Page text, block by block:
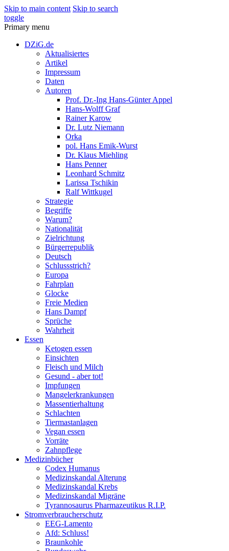
Skip to main content Skip to search
toggle
Primary menu
DZiG.de
Aktualisiertes
Artikel
Impressum
Daten
Autoren
Prof. Dr.-Ing Hans-Günter Appel
Hans-Wolff Graf
Rainer Karow
Dr. Lutz Niemann
Orka
pol. Hans Emik-Wurst
Dr. Klaus Miehling
Hans Penner
Leonhard Schmitz
Larissa Tschikin
Ralf Wittkugel
Strategie
Begriffe
Warum?
Nationalität
Zielrichtung
Bürgerrepublik
Deutsch
Schlussstrich?
Europa
Fahrplan
Glocke
Freie Medien
Hans Dampf
Sprüche
Wahrheit
Essen
Ketogen essen
Einsichten
Fleisch und Milch
Gesund - aber tot!
Impfungen
Mangelerkrankungen
Massentierhaltung
Schlachten
Tiermastanlagen
Vegan essen
Vorräte
Zahnpflege
Medizinbücher
Codex Humanus
Medizinskandal Alterung
Medizinskandal Krebs
Medizinskandal Migräne
Tyrannosaurus Pharmazeutikus R.I.P.
Stromverbraucherschutz
EEG-Lamento
Afd: Schluss!
Braunkohle